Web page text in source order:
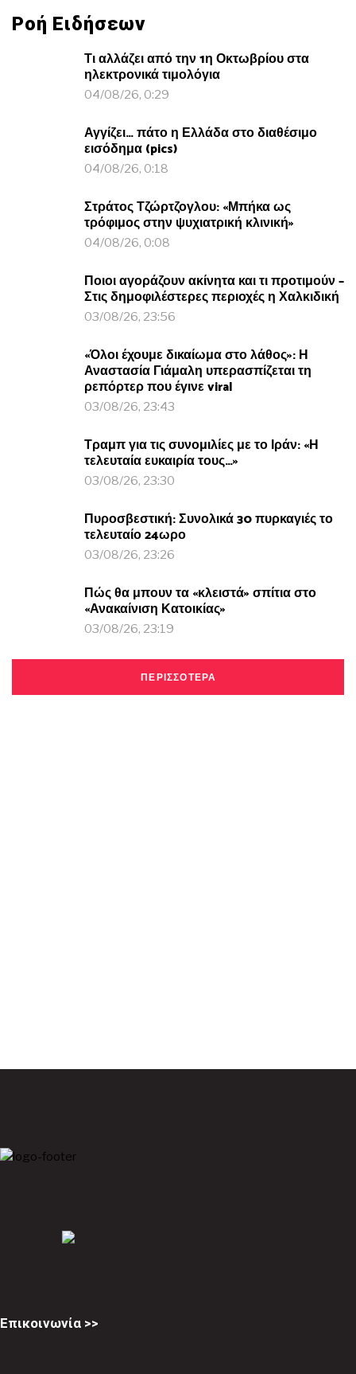
Ροή Ειδήσεων
Τι αλλάζει από την 1η Οκτωβρίου στα
ηλεκτρονικά τιμολόγια
04/08/26, 0:29
Αγγίζει… πάτο η Ελλάδα στο διαθέσιμο
εισόδημα (pics)
04/08/26, 0:18
Στράτος Τζώρτζογλου: «Μπήκα ως
τρόφιμος στην ψυχιατρική κλινική»
04/08/26, 0:08
Ποιοι αγοράζουν ακίνητα και τι προτιμούν –
Στις δημοφιλέστερες περιοχές η Χαλκιδική
03/08/26, 23:56
«Όλοι έχουμε δικαίωμα στο λάθος»: Η
Αναστασία Γιάμαλη υπερασπίζεται τη
ρεπόρτερ που έγινε viral
03/08/26, 23:43
Τραμπ για τις συνομιλίες με το Ιράν: «Η
τελευταία ευκαιρία τους…»
03/08/26, 23:30
Πυροσβεστική: Συνολικά 30 πυρκαγιές το
τελευταίο 24ωρο
03/08/26, 23:26
Πώς θα μπουν τα «κλειστά» σπίτια στο
«Ανακαίνιση Κατοικίας»
03/08/26, 23:19
ΠΕΡΙΣΣΟΤΕΡΑ
Επικοινωνία >>